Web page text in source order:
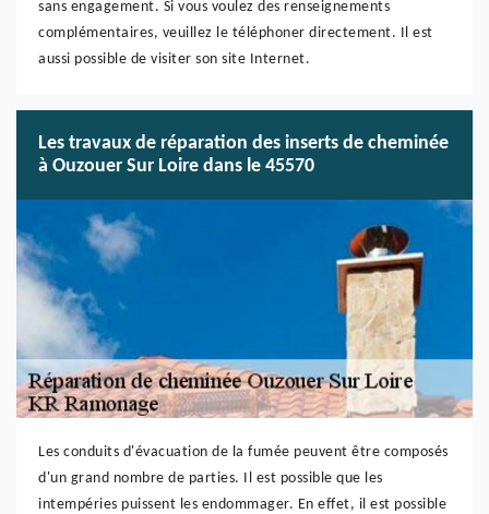
sans engagement. Si vous voulez des renseignements
complémentaires, veuillez le téléphoner directement. Il est
aussi possible de visiter son site Internet.
Les travaux de réparation des inserts de cheminée
à Ouzouer Sur Loire dans le 45570
Les conduits d'évacuation de la fumée peuvent être composés
d'un grand nombre de parties. Il est possible que les
intempéries puissent les endommager. En effet, il est possible